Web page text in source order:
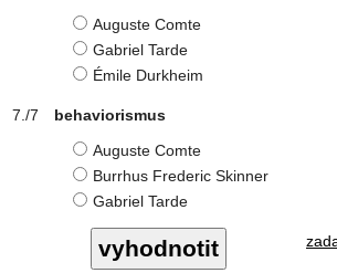
Auguste Comte
Gabriel Tarde
Émile Durkheim
behaviorismus
Auguste Comte
Burrhus Frederic Skinner
Gabriel Tarde